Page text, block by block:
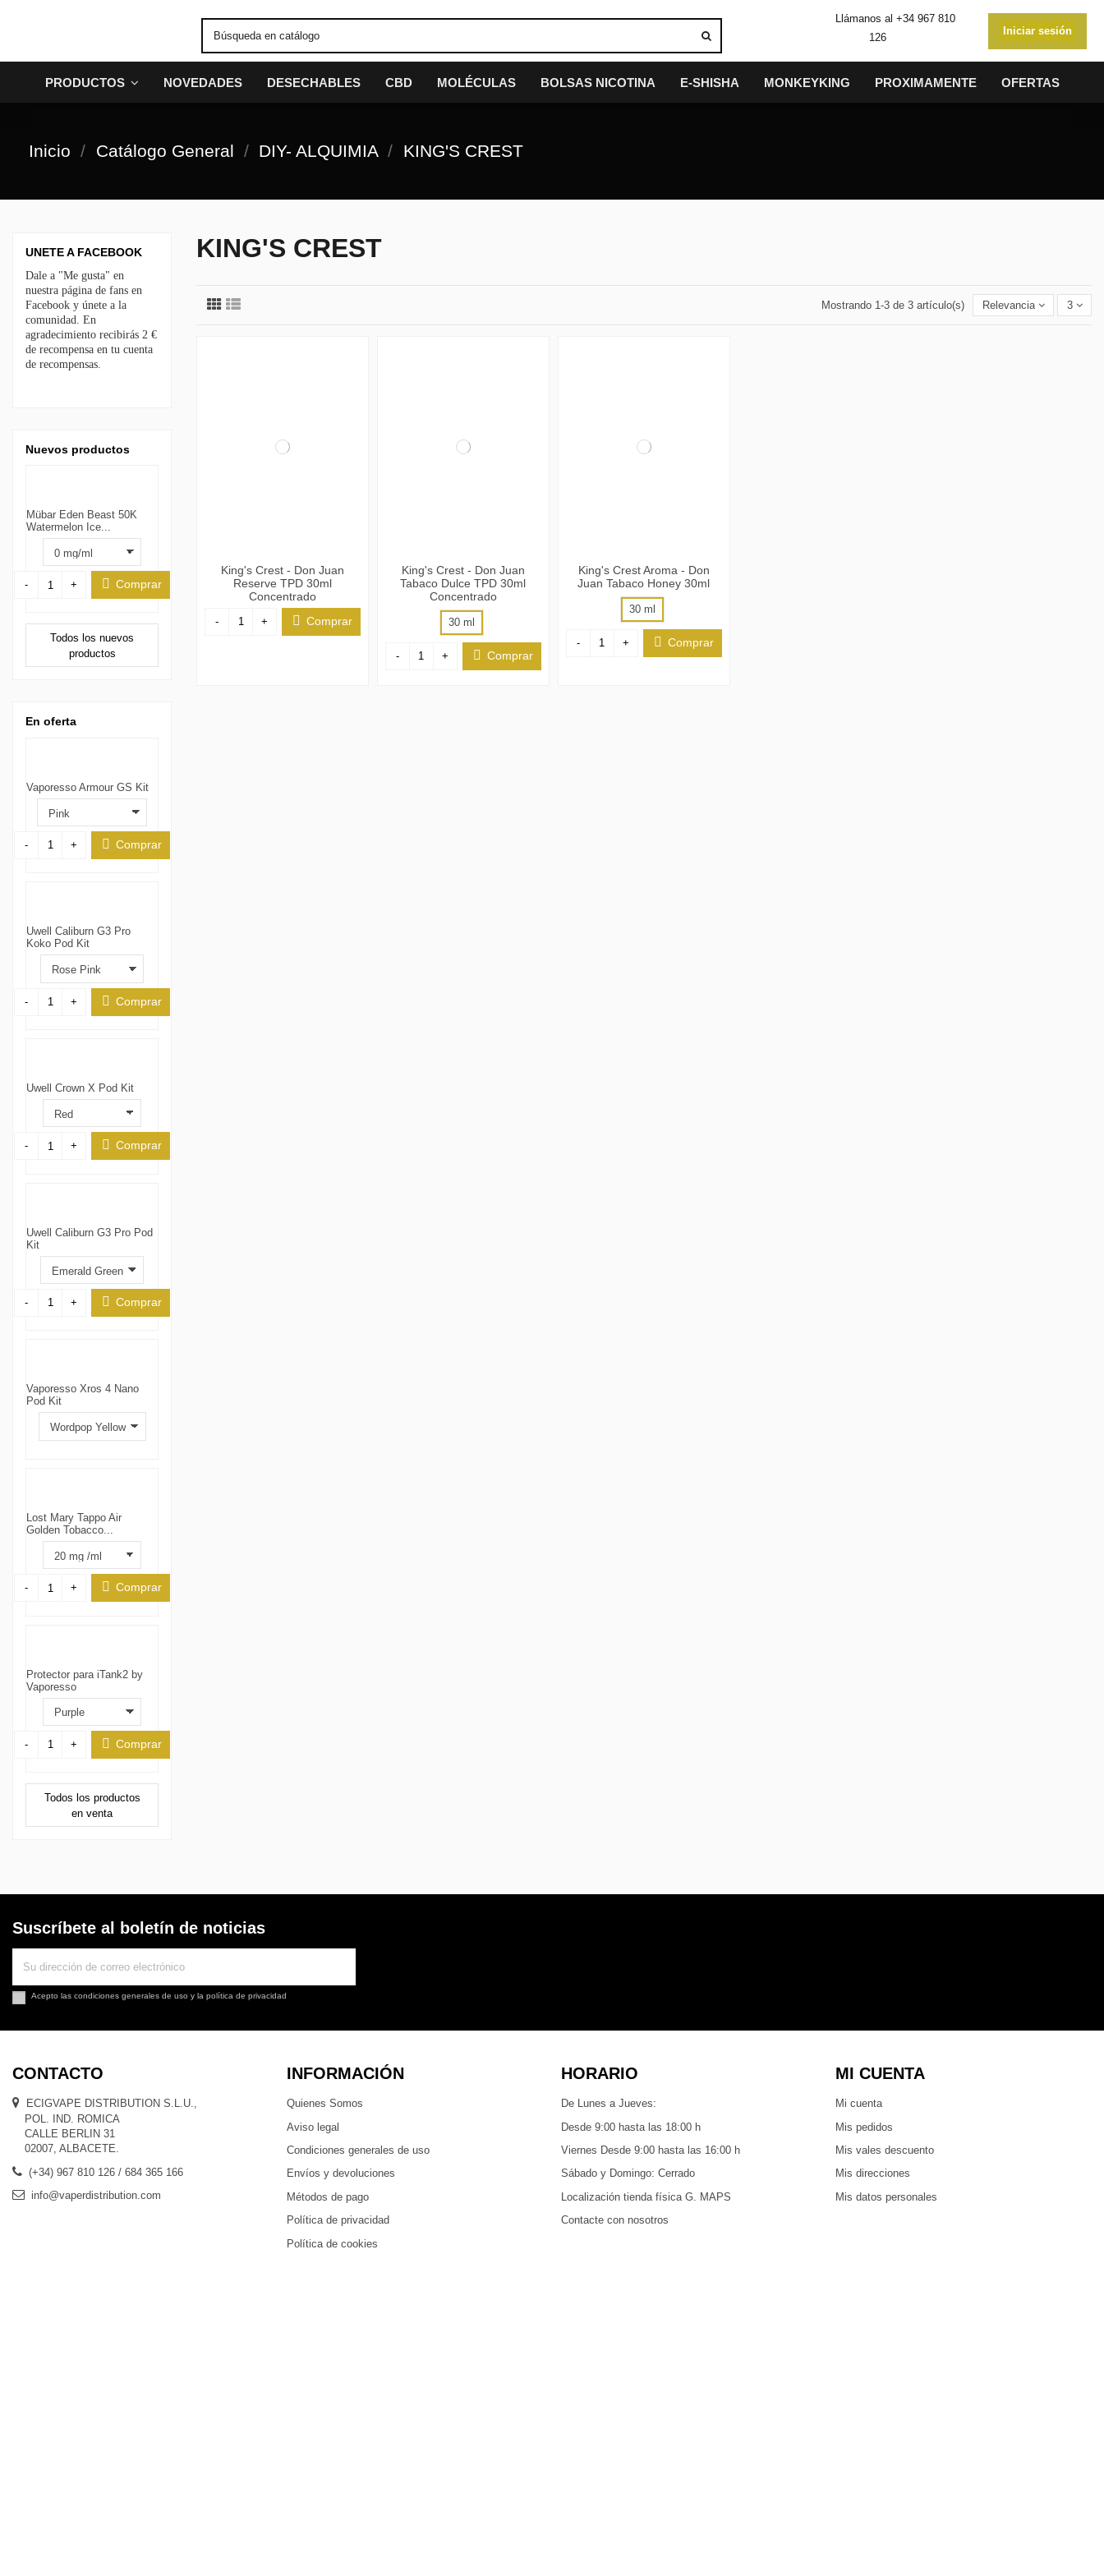
Llámanos al +34 967 810
126
Iniciar sesión
PRODUCTOS NOVEDADES DESECHABLES CBD MOLÉCULAS BOLSAS NICOTINA E-SHISHA MONKEYKING PROXIMAMENTE OFERTAS
Inicio Catálogo General DIY- ALQUIMIA KING'S CREST
KING'S CREST
Mostrando 1-3 de 3 artículo(s) Relevancia 3
King's Crest - Don Juan
Reserve TPD 30ml
Concentrado
- + Comprar
King's Crest - Don Juan
Tabaco Dulce TPD 30ml
Concentrado
30 ml
- + Comprar
King's Crest Aroma - Don
Juan Tabaco Honey 30ml
30 ml
- + Comprar
UNETE A FACEBOOK
Dale a "Me gusta" en
nuestra página de fans en
Facebook y únete a la
comunidad. En
agradecimiento recibirás 2 €
de recompensa en tu cuenta
de recompensas.
Nuevos productos
Mübar Eden Beast 50K
Watermelon Ice...
- + Comprar
Todos los nuevos
productos
En oferta
Vaporesso Armour GS Kit
- + Comprar
Uwell Caliburn G3 Pro
Koko Pod Kit
- + Comprar
Uwell Crown X Pod Kit
- + Comprar
Uwell Caliburn G3 Pro Pod
Kit
- + Comprar
Vaporesso Xros 4 Nano
Pod Kit
Lost Mary Tappo Air
Golden Tobacco...
- + Comprar
Protector para iTank2 by
Vaporesso
- + Comprar
Todos los productos
en venta
Suscríbete al boletín de noticias
Acepto las condiciones generales de uso y la política de privacidad
CONTACTO
ECIGVAPE DISTRIBUTION S.L.U.,
POL. IND. ROMICA
CALLE BERLIN 31
02007, ALBACETE.
(+34) 967 810 126 / 684 365 166
info@vaperdistribution.com
INFORMACIÓN
Quienes Somos
Aviso legal
Condiciones generales de uso
Envíos y devoluciones
Métodos de pago
Política de privacidad
Política de cookies
HORARIO
De Lunes a Jueves:
Desde 9:00 hasta las 18:00 h
Viernes Desde 9:00 hasta las 16:00 h
Sábado y Domingo: Cerrado
Localización tienda física G. MAPS
Contacte con nosotros
MI CUENTA
Mi cuenta
Mis pedidos
Mis vales descuento
Mis direcciones
Mis datos personales